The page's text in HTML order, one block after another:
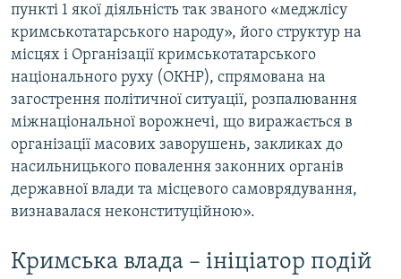
пункті 1 якої діяльність так званого «меджлісу
кримськотатарського народу», його структур на
місцях і Організації кримськотатарського
національного руху (ОКНР), спрямована на
загострення політичної ситуації, розпалювання
міжнаціональної ворожнечі, що виражається в
організації масових заворушень, закликах до
насильницького повалення законних органів
державної влади та місцевого самоврядування,
визнавалася неконституційною».
Кримська влада – ініціатор подій